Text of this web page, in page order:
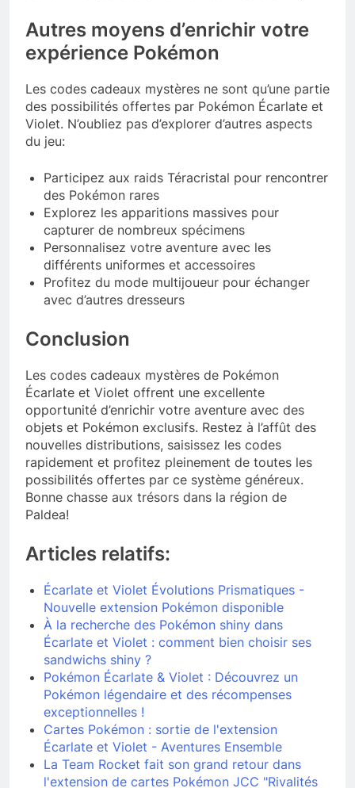
Autres moyens d’enrichir votre
expérience Pokémon
Les codes cadeaux mystères ne sont qu’une partie
des possibilités offertes par Pokémon Écarlate et
Violet. N’oubliez pas d’explorer d’autres aspects
du jeu:
Participez aux raids Téracristal pour rencontrer
des Pokémon rares
Explorez les apparitions massives pour
capturer de nombreux spécimens
Personnalisez votre aventure avec les
différents uniformes et accessoires
Profitez du mode multijoueur pour échanger
avec d’autres dresseurs
Conclusion
Les codes cadeaux mystères de Pokémon
Écarlate et Violet offrent une excellente
opportunité d’enrichir votre aventure avec des
objets et Pokémon exclusifs. Restez à l’affût des
nouvelles distributions, saisissez les codes
rapidement et profitez pleinement de toutes les
possibilités offertes par ce système généreux.
Bonne chasse aux trésors dans la région de
Paldea!
Articles relatifs:
Écarlate et Violet Évolutions Prismatiques -
Nouvelle extension Pokémon disponible
À la recherche des Pokémon shiny dans
Écarlate et Violet : comment bien choisir ses
sandwichs shiny ?
Pokémon Écarlate & Violet : Découvrez un
Pokémon légendaire et des récompenses
exceptionnelles !
Cartes Pokémon : sortie de l'extension
Écarlate et Violet - Aventures Ensemble
La Team Rocket fait son grand retour dans
l'extension de cartes Pokémon JCC "Rivalités